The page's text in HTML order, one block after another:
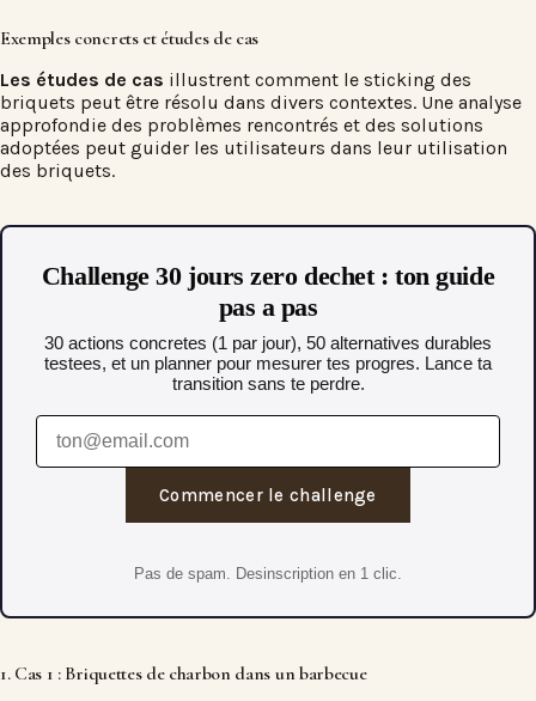
Exemples concrets et études de cas
Les études de cas illustrent comment le sticking des
briquets peut être résolu dans divers contextes. Une analyse
approfondie des problèmes rencontrés et des solutions
adoptées peut guider les utilisateurs dans leur utilisation
des briquets.
Challenge 30 jours zero dechet : ton guide
pas a pas
30 actions concretes (1 par jour), 50 alternatives durables
testees, et un planner pour mesurer tes progres. Lance ta
transition sans te perdre.
Commencer le challenge
Pas de spam. Desinscription en 1 clic.
1. Cas 1 : Briquettes de charbon dans un barbecue